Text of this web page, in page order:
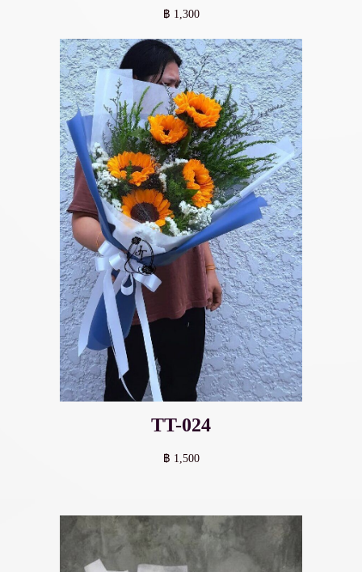
฿ 1,300
TT-024
฿ 1,500